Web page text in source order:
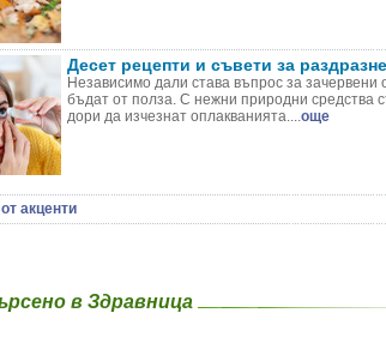
Десет рецепти и съвети за
Независимо дали става въпрос за
бъдат от полза. С нежни природни средства
дори да изчезнат оплакванията....още
акценти
в Здравница